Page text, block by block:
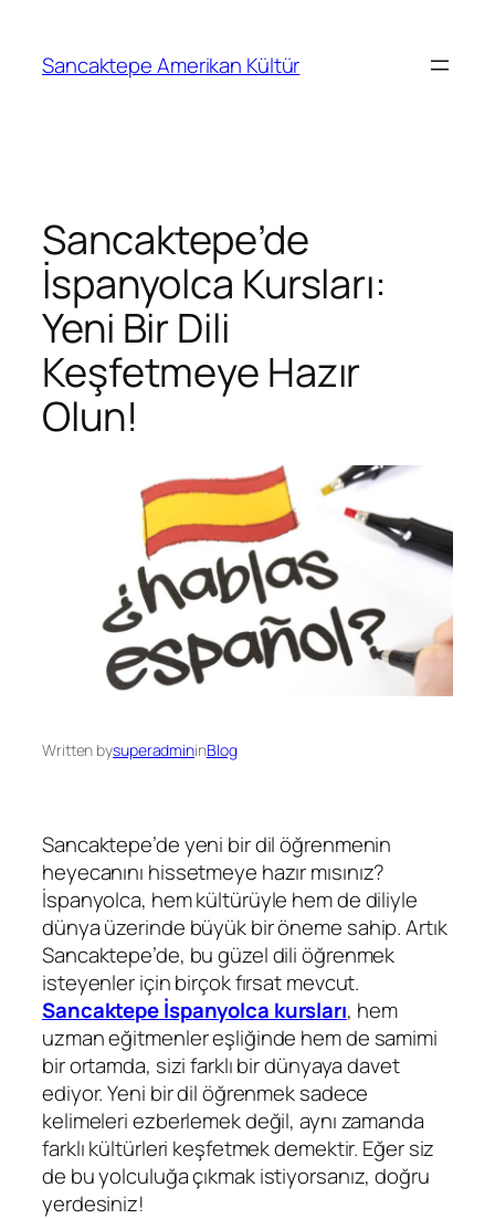
Sancaktepe Amerikan Kültür
Sancaktepe’de
İspanyolca Kursları:
Yeni Bir Dili
Keşfetmeye Hazır
Olun!
Written bysuperadmininBlog
Sancaktepe’de yeni bir dil öğrenmenin
heyecanını hissetmeye hazır mısınız?
İspanyolca, hem kültürüyle hem de diliyle
dünya üzerinde büyük bir öneme sahip. Artık
Sancaktepe’de, bu güzel dili öğrenmek
isteyenler için birçok fırsat mevcut.
Sancaktepe İspanyolca kursları, hem
uzman eğitmenler eşliğinde hem de samimi
bir ortamda, sizi farklı bir dünyaya davet
ediyor. Yeni bir dil öğrenmek sadece
kelimeleri ezberlemek değil, aynı zamanda
farklı kültürleri keşfetmek demektir. Eğer siz
de bu yolculuğa çıkmak istiyorsanız, doğru
yerdesiniz!